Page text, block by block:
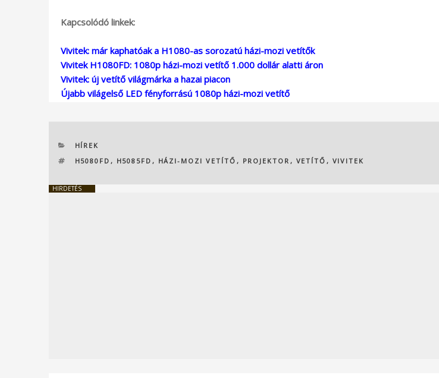
Kapcsolódó linkek:
Vivitek: már kaphatóak a H1080-as sorozatú házi-mozi vetítők
Vivitek H1080FD: 1080p házi-mozi vetítő 1.000 dollár alatti áron
Vivitek: új vetítő világmárka a hazai piacon
Újabb világelső LED fényforrású 1080p házi-mozi vetítő
KATEGÓRIÁK
HÍREK
CÍMKÉK
H5080FD , H5085FD , HÁZI-MOZI VETÍTŐ , PROJEKTOR , VETÍTŐ , VIVITEK
HIRDETÉS